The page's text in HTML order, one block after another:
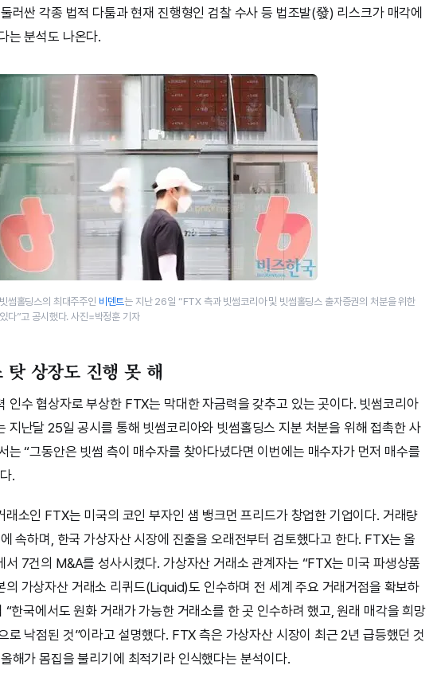
러싼 각종 법적 다툼과 현재 진행형인 검찰 수사 등 법조발(發) 리스크가 매각에
는 분석도 나온다.
썸홀딩스의 최대주주인 비덴트는 지난 26일 “FTX 측과 빗썸코리아 및 빗썸홀딩스 출자증권의 처분을 위한
다”고 공시했다. 사진=박정훈 기자
탓 상장도 진행 못 해
인수 협상자로 부상한 FTX는 막대한 자금력을 갖추고 있는 곳이다. 빗썸코리아
지난달 25일 공시를 통해 빗썸코리아와 빗썸홀딩스 지분 처분을 위해 접촉한 사
는 “그동안은 빗썸 측이 매수자를 찾아다녔다면 이번에는 매수자가 먼저 매수를
.
소인 FTX는 미국의 코인 부자인 샘 뱅크먼 프리드가 창업한 기업이다. 거래량
속하며, 한국 가상자산 시장에 진출을 오래전부터 검토했다고 한다. FTX는 올
서 7건의 M&A를 성사시켰다. 가상자산 거래소 관계자는 “FTX는 미국 파생상품
의 가상자산 거래소 리퀴드(Liquid)도 인수하며 전 세계 주요 거래거점을 확보하
“한국에서도 원화 거래가 가능한 거래소를 한 곳 인수하려 했고, 원래 매각을 희망
로 낙점된 것”이라고 설명했다. FTX 측은 가상자산 시장이 최근 2년 급등했던 것
해가 몸집을 불리기에 최적기라 인식했다는 분석이다.